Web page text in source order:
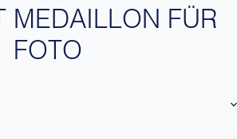
MEDAILLON FÜR
FOTO